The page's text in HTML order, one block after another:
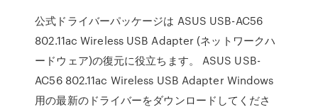
公式ドライバーパッケージは ASUS USB-AC56
802.11ac Wireless USB Adapter (ネットワークハ
ードウェア)の復元に役立ちます。 ASUS USB-
AC56 802.11ac Wireless USB Adapter Windows
用の最新のドライバーをダウンロードしてくださ